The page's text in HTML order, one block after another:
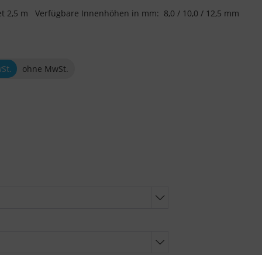
2,5 m Verfügbare Innenhöhen in mm: 8,0 / 10,0 / 12,5 mm
ohne MwSt.